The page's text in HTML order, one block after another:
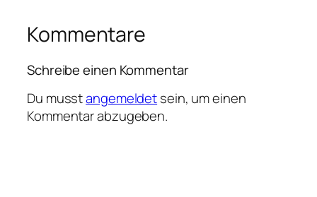
Kommentare
Schreibe einen Kommentar
Du musstangemeldetsein, um einen
Kommentar abzugeben.